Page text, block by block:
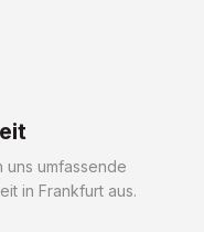
uns umfassende
in Frankfurt aus.